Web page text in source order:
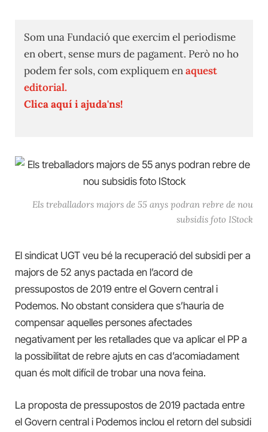
Som una Fundació que exercim el periodisme
en obert, sense murs de pagament. Però no ho
podem fer sols, com expliquem enaquest
editorial.
Clica aquí i ajuda'ns!
Els treballadors majors de 55 anys podran rebre de nou
subsidis foto IStock
El sindicat UGT veu bé la recuperació del subsidi per a
majors de 52 anys pactada en l’acord de
pressupostos de 2019 entre el Govern central i
Podemos. No obstant considera que s’hauria de
compensar aquelles persones afectades
negativament per les retallades que va aplicar el PP a
la possibilitat de rebre ajuts en cas d’acomiadament
quan és molt difícil de trobar una nova feina.
La proposta de pressupostos de 2019 pactada entre
el Govern central i Podemos inclou el retorn del subsidi